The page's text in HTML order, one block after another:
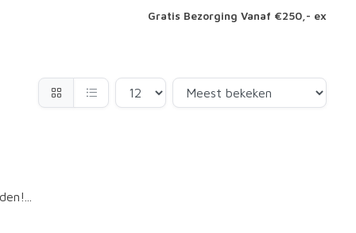
Gratis Bezorging Vanaf €250,- ex